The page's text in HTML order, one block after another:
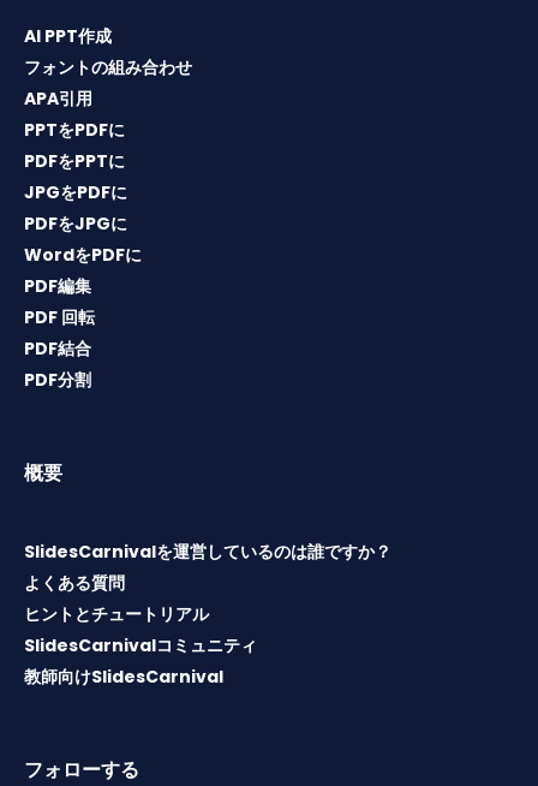
AI PPT作成
フォントの組み合わせ
APA引用
PPTをPDFに
PDFをPPTに
JPGをPDFに
PDFをJPGに
WordをPDFに
PDF編集
PDF 回転
PDF結合
PDF分割
概要
SlidesCarnivalを運営しているのは誰ですか？
よくある質問
ヒントとチュートリアル
SlidesCarnivalコミュニティ
教師向けSlidesCarnival
フォローする